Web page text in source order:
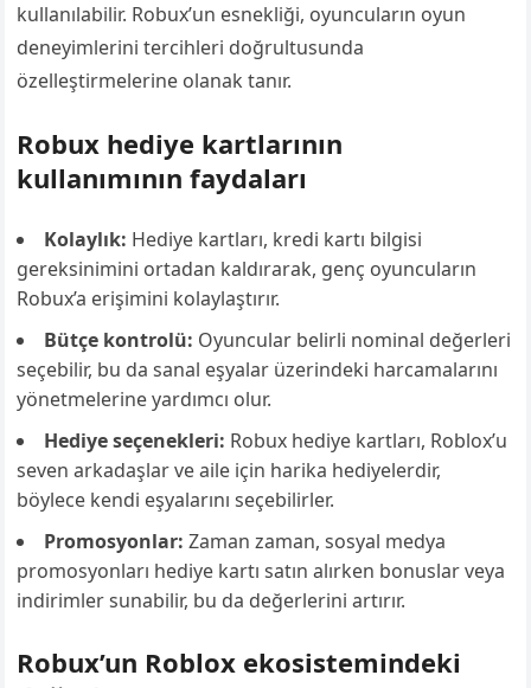
kullanılabilir. Robux’un esnekliği, oyuncuların oyun
deneyimlerini tercihleri doğrultusunda
özelleştirmelerine olanak tanır.
Robux hediye kartlarının
kullanımının faydaları
Kolaylık: Hediye kartları, kredi kartı bilgisi
gereksinimini ortadan kaldırarak, genç oyuncuların
Robux’a erişimini kolaylaştırır.
Bütçe kontrolü: Oyuncular belirli nominal değerleri
seçebilir, bu da sanal eşyalar üzerindeki harcamalarını
yönetmelerine yardımcı olur.
Hediye seçenekleri: Robux hediye kartları, Roblox’u
seven arkadaşlar ve aile için harika hediyelerdir,
böylece kendi eşyalarını seçebilirler.
Promosyonlar: Zaman zaman, sosyal medya
promosyonları hediye kartı satın alırken bonuslar veya
indirimler sunabilir, bu da değerlerini artırır.
Robux’un Roblox ekosistemindeki